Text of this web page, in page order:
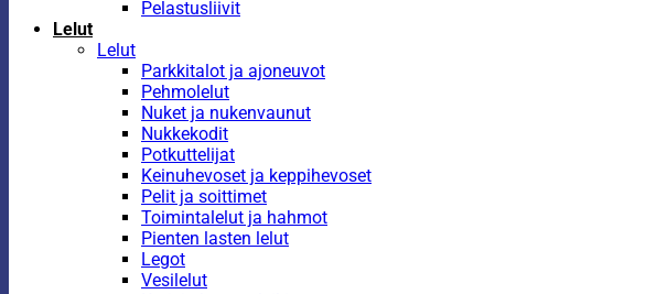
Pelastusliivit
Lelut
Lelut
Parkkitalot ja ajoneuvot
Pehmolelut
Nuket ja nukenvaunut
Nukkekodit
Potkuttelijat
Keinuhevoset ja keppihevoset
Pelit ja soittimet
Toimintalelut ja hahmot
Pienten lasten lelut
Legot
Vesilelut